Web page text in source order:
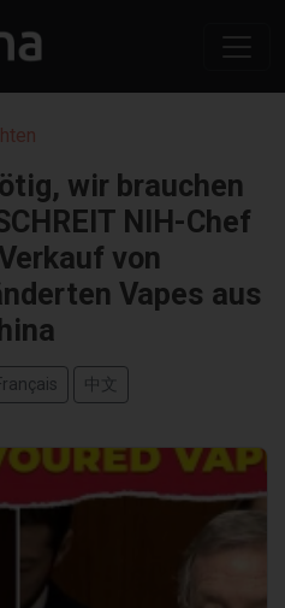
wir brauchen
NIH-Chef
von
Vapes aus
中文